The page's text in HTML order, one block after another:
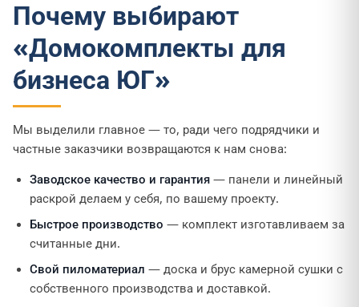
Почему выбирают
«Домокомплекты для
бизнеса ЮГ»
Мы выделили главное — то, ради чего подрядчики и
частные заказчики возвращаются к нам снова:
Заводское качество и гарантия — панели и линейный
раскрой делаем у себя, по вашему проекту.
Быстрое производство — комплект изготавливаем за
считанные дни.
Свой пиломатериал — доска и брус камерной сушки с
собственного производства и доставкой.